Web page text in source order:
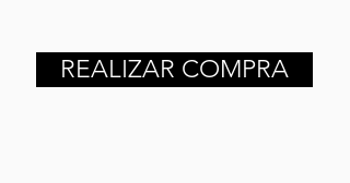
REALIZAR COMPRA